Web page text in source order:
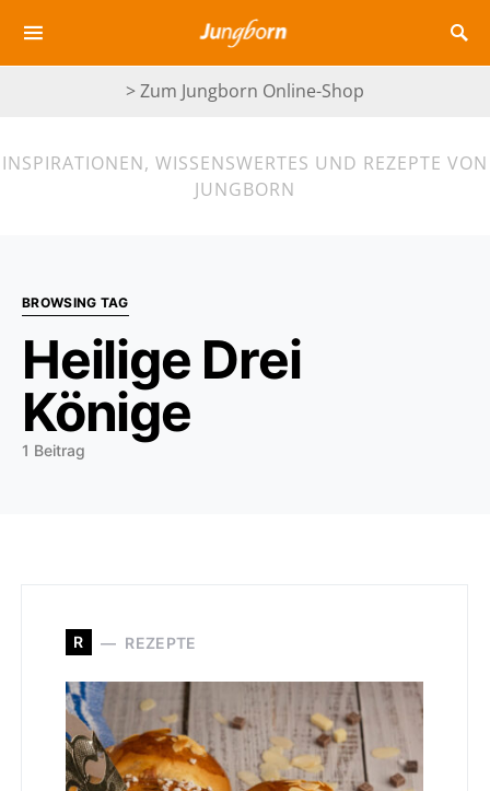
> Zum Jungborn Online-Shop
INSPIRATIONEN, WISSENSWERTES UND REZEPTE VON
JUNGBORN
BROWSING TAG
Heilige Drei
Könige
1 Beitrag
R REZEPTE